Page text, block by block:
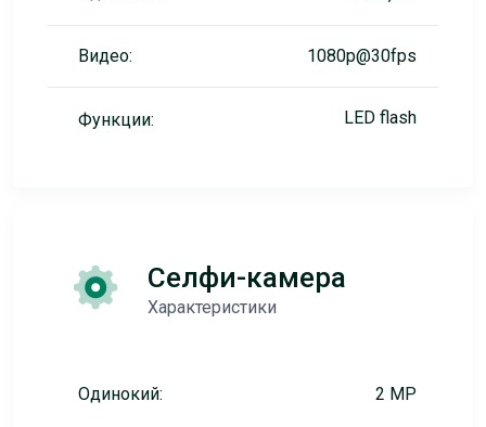
Видео: 1080p@30fps
Функции: LED flash
Селфи-камера
Характеристики
Одинокий: 2 MP